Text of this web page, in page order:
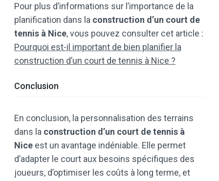
Pour plus d’informations sur l’importance de la
planification dans la construction d’un court de
tennis à Nice, vous pouvez consulter cet article :
Pourquoi est-il important de bien planifier la
construction d’un court de tennis à Nice ?
Conclusion
En conclusion, la personnalisation des terrains
dans la construction d’un court de tennis à
Nice est un avantage indéniable. Elle permet
d’adapter le court aux besoins spécifiques des
joueurs, d’optimiser les coûts à long terme, et